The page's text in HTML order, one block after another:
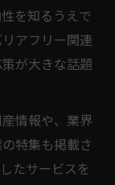
公開
び方のコツ
信頼度とは
活用する
を深めよう
を変える理
を知るうえで
アフリー関連
が大きな話題
情報や、業界
特集も掲載さ
たサービスを